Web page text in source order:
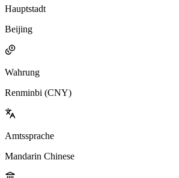
Hauptstadt
Beijing
Wahrung
Renminbi (CNY)
Amtssprache
Mandarin Chinese